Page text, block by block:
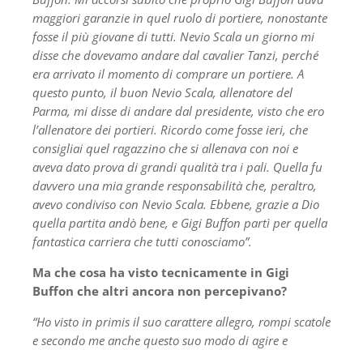
maggiori garanzie in quel ruolo di portiere, nonostante
fosse il più giovane di tutti. Nevio Scala un giorno mi
disse che dovevamo andare dal cavalier Tanzi, perché
era arrivato il momento di comprare un portiere. A
questo punto, il buon Nevio Scala, allenatore del
Parma, mi disse di andare dal presidente, visto che ero
l’allenatore dei portieri. Ricordo come fosse ieri, che
consigliai quel ragazzino che si allenava con noi e
aveva dato prova di grandi qualità tra i pali. Quella fu
davvero una mia grande responsabilità che, peraltro,
avevo condiviso con Nevio Scala. Ebbene, grazie a Dio
quella partita andò bene, e Gigi Buffon partì per quella
fantastica carriera che tutti conosciamo”.
Ma che cosa ha visto tecnicamente in Gigi
Buffon che altri ancora non percepivano?
“Ho visto in primis il suo carattere allegro, rompi scatole
e secondo me anche questo suo modo di agire e